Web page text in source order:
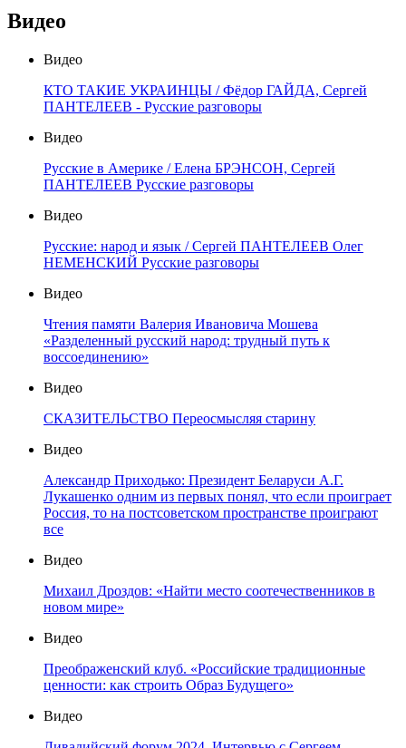
Видео
Видео
КТО ТАКИЕ УКРАИНЦЫ / Фёдор ГАЙДА, Сергей
ПАНТЕЛЕЕВ - Русские разговоры
Видео
Русские в Америке / Елена БРЭНСОН, Сергей
ПАНТЕЛЕЕВ Русские разговоры
Видео
Русские: народ и язык / Сергей ПАНТЕЛЕЕВ Олег
НЕМЕНСКИЙ Русские разговоры
Видео
Чтения памяти Валерия Ивановича Мошева
«Разделенный русский народ: трудный путь к
воссоединению»
Видео
СКАЗИТЕЛЬСТВО Переосмысляя старину
Видео
Александр Приходько: Президент Беларуси А.Г.
Лукашенко одним из первых понял, что если проиграет
Россия, то на постсоветском пространстве проиграют
все
Видео
Михаил Дроздов: «Найти место соотечественников в
новом мире»
Видео
Преображенский клуб. «Российские традиционные
ценности: как строить Образ Будущего»
Видео